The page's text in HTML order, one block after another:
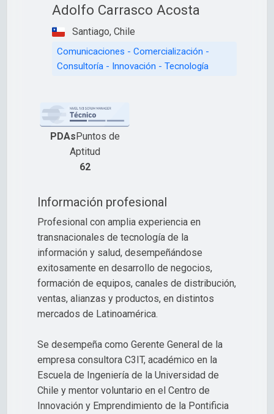
Adolfo Carrasco Acosta
Santiago, Chile
Comunicaciones - Comercialización -
Consultoría - Innovación - Tecnología
PDAsPuntos de
Aptitud
62
Información profesional
Profesional con amplia experiencia en
transnacionales de tecnología de la
información y salud, desempeñándose
exitosamente en desarrollo de negocios,
formación de equipos, canales de distribución,
ventas, alianzas y productos, en distintos
mercados de Latinoamérica.
Se desempeña como Gerente General de la
empresa consultora C3IT, académico en la
Escuela de Ingeniería de la Universidad de
Chile y mentor voluntario en el Centro de
Innovación y Emprendimiento de la Pontificia